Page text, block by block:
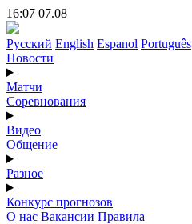
16:07 07.08
Русский English Espanol Português
Новости
Матчи
Соревнования
Видео
Общение
Разное
Конкурс прогнозов
О нас Вакансии Правила